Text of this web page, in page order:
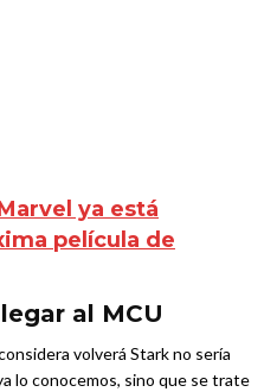
ya está
película de
al MCU
volverá Stark no sería
lo conocemos, sino que se trate